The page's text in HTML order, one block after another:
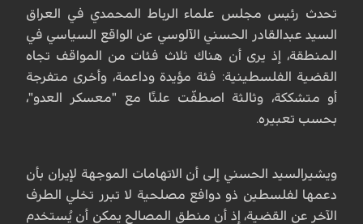
تحدث رئيس مجلس علماء الرباط المحمدي في العراق
السيد عبدالقادر الحسني الآلوسي عن الواقع السياسي في
المنطقة، إذ يرى أن هناك ثلاث فئات من المواقف تجاه
القضية الفلسطينية: فئة مؤيدة وداعمة، وأخرى متفرجة
أو متشككة، وثالثة اصطفّت علنًا مع "معسكر العدو"،
بحسب تعبيره.
ويشيرالسيد الحسني إلى أن الاتهامات الموجهة لإيران بأن
دعمها لفلسطين ذو دوافع مصلحية لا تبرر تخلي الطرف
الآخر عن القضية، إذ أن منطق المصالح يمكن أن يُستخدم